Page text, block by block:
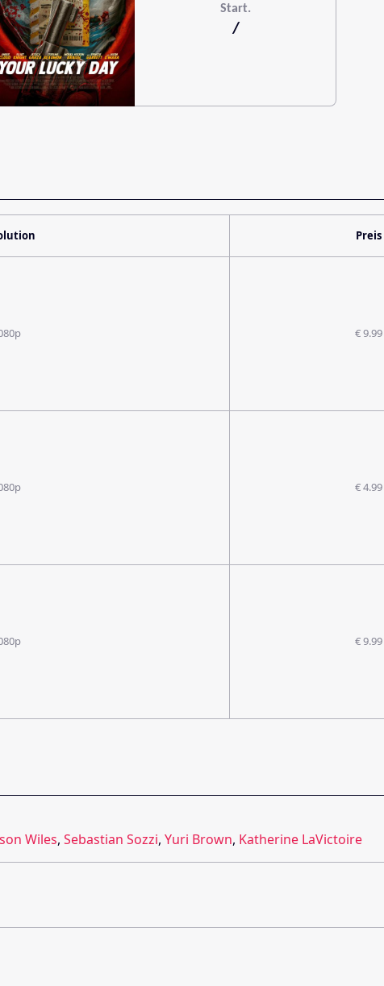
Start.
/
Preis
€ 9.99
€ 4.99
€ 9.99
Wiles, Sebastian Sozzi, Yuri Brown, Katherine LaVictoire